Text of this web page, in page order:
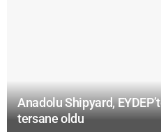
Anadolu Shipyard,
tersane oldu